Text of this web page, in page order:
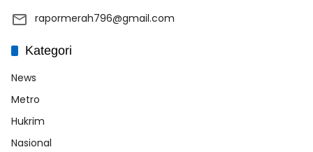
rapormerah796@gmail.com
Kategori
News
Metro
Hukrim
Nasional